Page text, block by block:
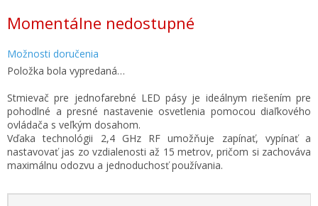
cena:
Momentálne nedostupné
Možnosti doručenia
Položka bola vypredaná…
Stmievač pre jednofarebné LED pásy je ideálnym riešením pre
pohodlné a presné nastavenie osvetlenia pomocou diaľkového
ovládača s veľkým dosahom.
Vďaka technológii 2,4 GHz RF umožňuje zapínať, vypínať a
nastavovať jas zo vzdialenosti až 15 metrov, pričom si zachováva
maximálnu odozvu a jednoduchosť používania.